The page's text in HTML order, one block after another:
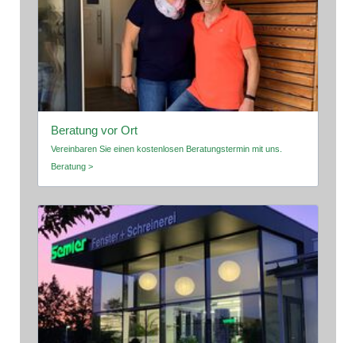
Beratung vor Ort
Vereinbaren Sie einen kostenlosen Beratungstermin mit uns.
Beratung >